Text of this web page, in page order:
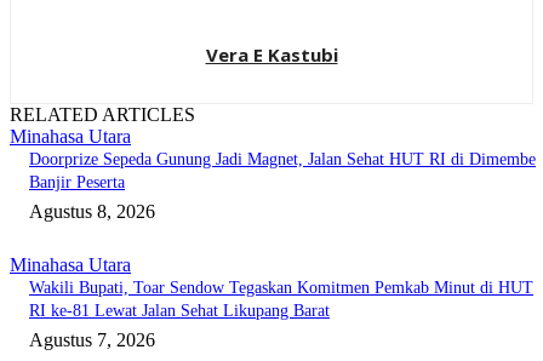
Vera E Kastubi
RELATED ARTICLES
Minahasa Utara
Doorprize Sepeda Gunung Jadi Magnet, Jalan Sehat HUT RI di Dimembe
Banjir Peserta
Agustus 8, 2026
Minahasa Utara
Wakili Bupati, Toar Sendow Tegaskan Komitmen Pemkab Minut di HUT
RI ke-81 Lewat Jalan Sehat Likupang Barat
Agustus 7, 2026